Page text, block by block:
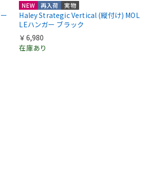
NEW 再入荷 実物
Haley Strategic Vertical (縦付け) MOL
LEハンガー ブラック
￥6,980
在庫あり